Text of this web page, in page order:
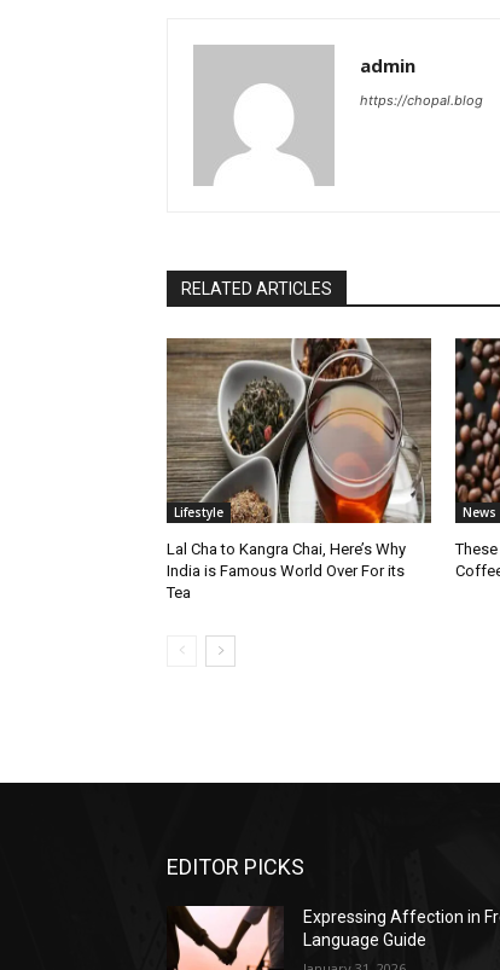
admin
https://chopal.blog
RELATED ARTICLES
Lifestyle
Lal Cha to Kangra Chai, Here’s Why
India is Famous World Over For its
Tea
News
EDITOR PICKS
Expressing Affection in
Language Guide